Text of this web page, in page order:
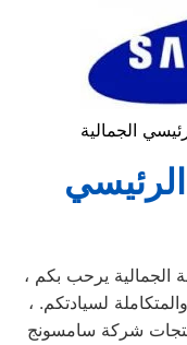
الجمالية
الجمالية يرحب بكم ،
لسيادتكم. ،
شركة سامسونج